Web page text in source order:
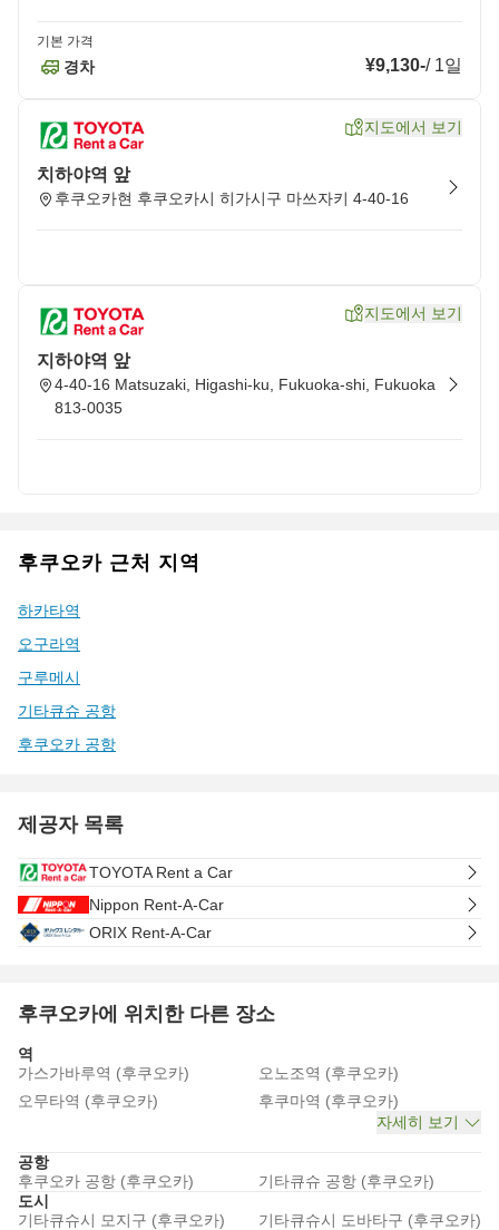
기본 가격
경차 ¥9,130-/ 1일
지도에서 보기
치하야역 앞
후쿠오카현 후쿠오카시 히가시구 마쓰자키 4-40-16
지도에서 보기
지하야역 앞
4-40-16 Matsuzaki, Higashi-ku, Fukuoka-shi, Fukuoka
813-0035
후쿠오카 근처 지역
하카타역
오구라역
구루메시
기타큐슈 공항
후쿠오카 공항
제공자 목록
TOYOTA Rent a Car
Nippon Rent-A-Car
ORIX Rent-A-Car
후쿠오카에 위치한 다른 장소
역
가스가바루역 (후쿠오카)
오노조역 (후쿠오카)
오무타역 (후쿠오카)
후쿠마역 (후쿠오카)
자세히 보기
공항
후쿠오카 공항 (후쿠오카)
기타큐슈 공항 (후쿠오카)
도시
기타큐슈시 모지구 (후쿠오카)
기타큐슈시 도바타구 (후쿠오카)